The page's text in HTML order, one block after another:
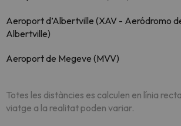
Aeroport d’Albertville (XAV - Aeródromo
Albertville)
Aeroport de Megeve (MVV)
Totes les distàncies es calculen en línia
viatge a la realitat poden variar.